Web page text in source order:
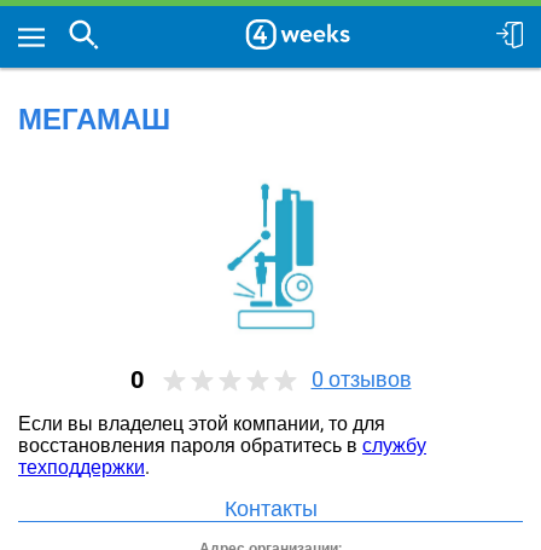
МЕГАМАШ
0 0 отзывов
Если вы владелец этой компании, то для
восстановления пароля обратитесь в службу
техподдержки.
Контакты